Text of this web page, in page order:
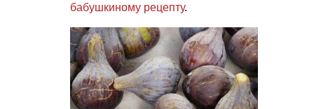
бабушкиному рецепту.